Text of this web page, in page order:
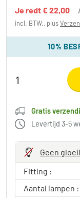
Je redt€ 22,00
incl. BTW., plus
10%
Gratis
Levertijd 3-5
Geen
Fitting :
Aantal lampen :